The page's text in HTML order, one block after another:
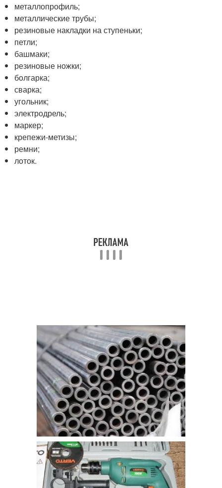
металлопрофиль;
металлические трубы;
резиновые накладки на ступеньки;
петли;
башмаки;
резиновые ножки;
болгарка;
сварка;
угольник;
электродрель;
маркер;
крепежи-метизы;
ремни;
лоток.